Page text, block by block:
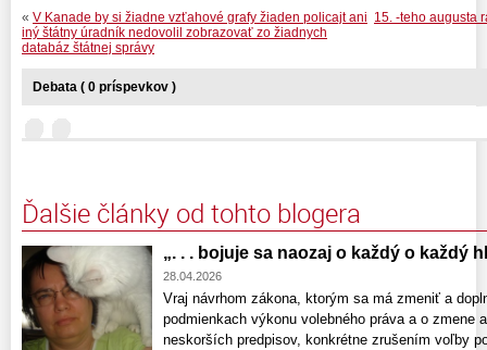
15. -teho augusta
« V Kanade by si žiadne vzťahové grafy žiaden policajt ani
iný štátny úradník nedovolil zobrazovať zo žiadnych
databáz štátnej správy
Debata ( 0 príspevkov )
Ďalšie články od tohto blogera
„. . . bojuje sa naozaj o každý o každý
28.04.2026
Vraj návrhom zákona, ktorým sa má zmeniť a
podmienkach výkonu volebného práva a o zmene
neskorších predpisov, konkrétne zrušením voľby